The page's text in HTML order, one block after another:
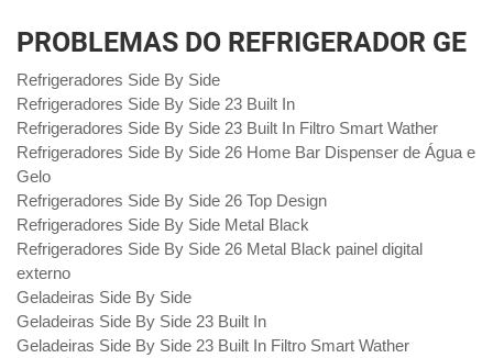
PROBLEMAS DO REFRIGERADOR GE
Refrigeradores Side By Side
Refrigeradores Side By Side 23 Built In
Refrigeradores Side By Side 23 Built In Filtro Smart Wather
Refrigeradores Side By Side 26 Home Bar Dispenser de Água e
Gelo
Refrigeradores Side By Side 26 Top Design
Refrigeradores Side By Side Metal Black
Refrigeradores Side By Side 26 Metal Black painel digital
externo
Geladeiras Side By Side
Geladeiras Side By Side 23 Built In
Geladeiras Side By Side 23 Built In Filtro Smart Wather